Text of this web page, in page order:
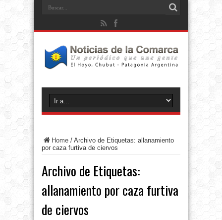
Home / Archivo de Etiquetas: allanamiento
por caza furtiva de ciervos
Archivo de Etiquetas:
allanamiento por caza furtiva
de ciervos